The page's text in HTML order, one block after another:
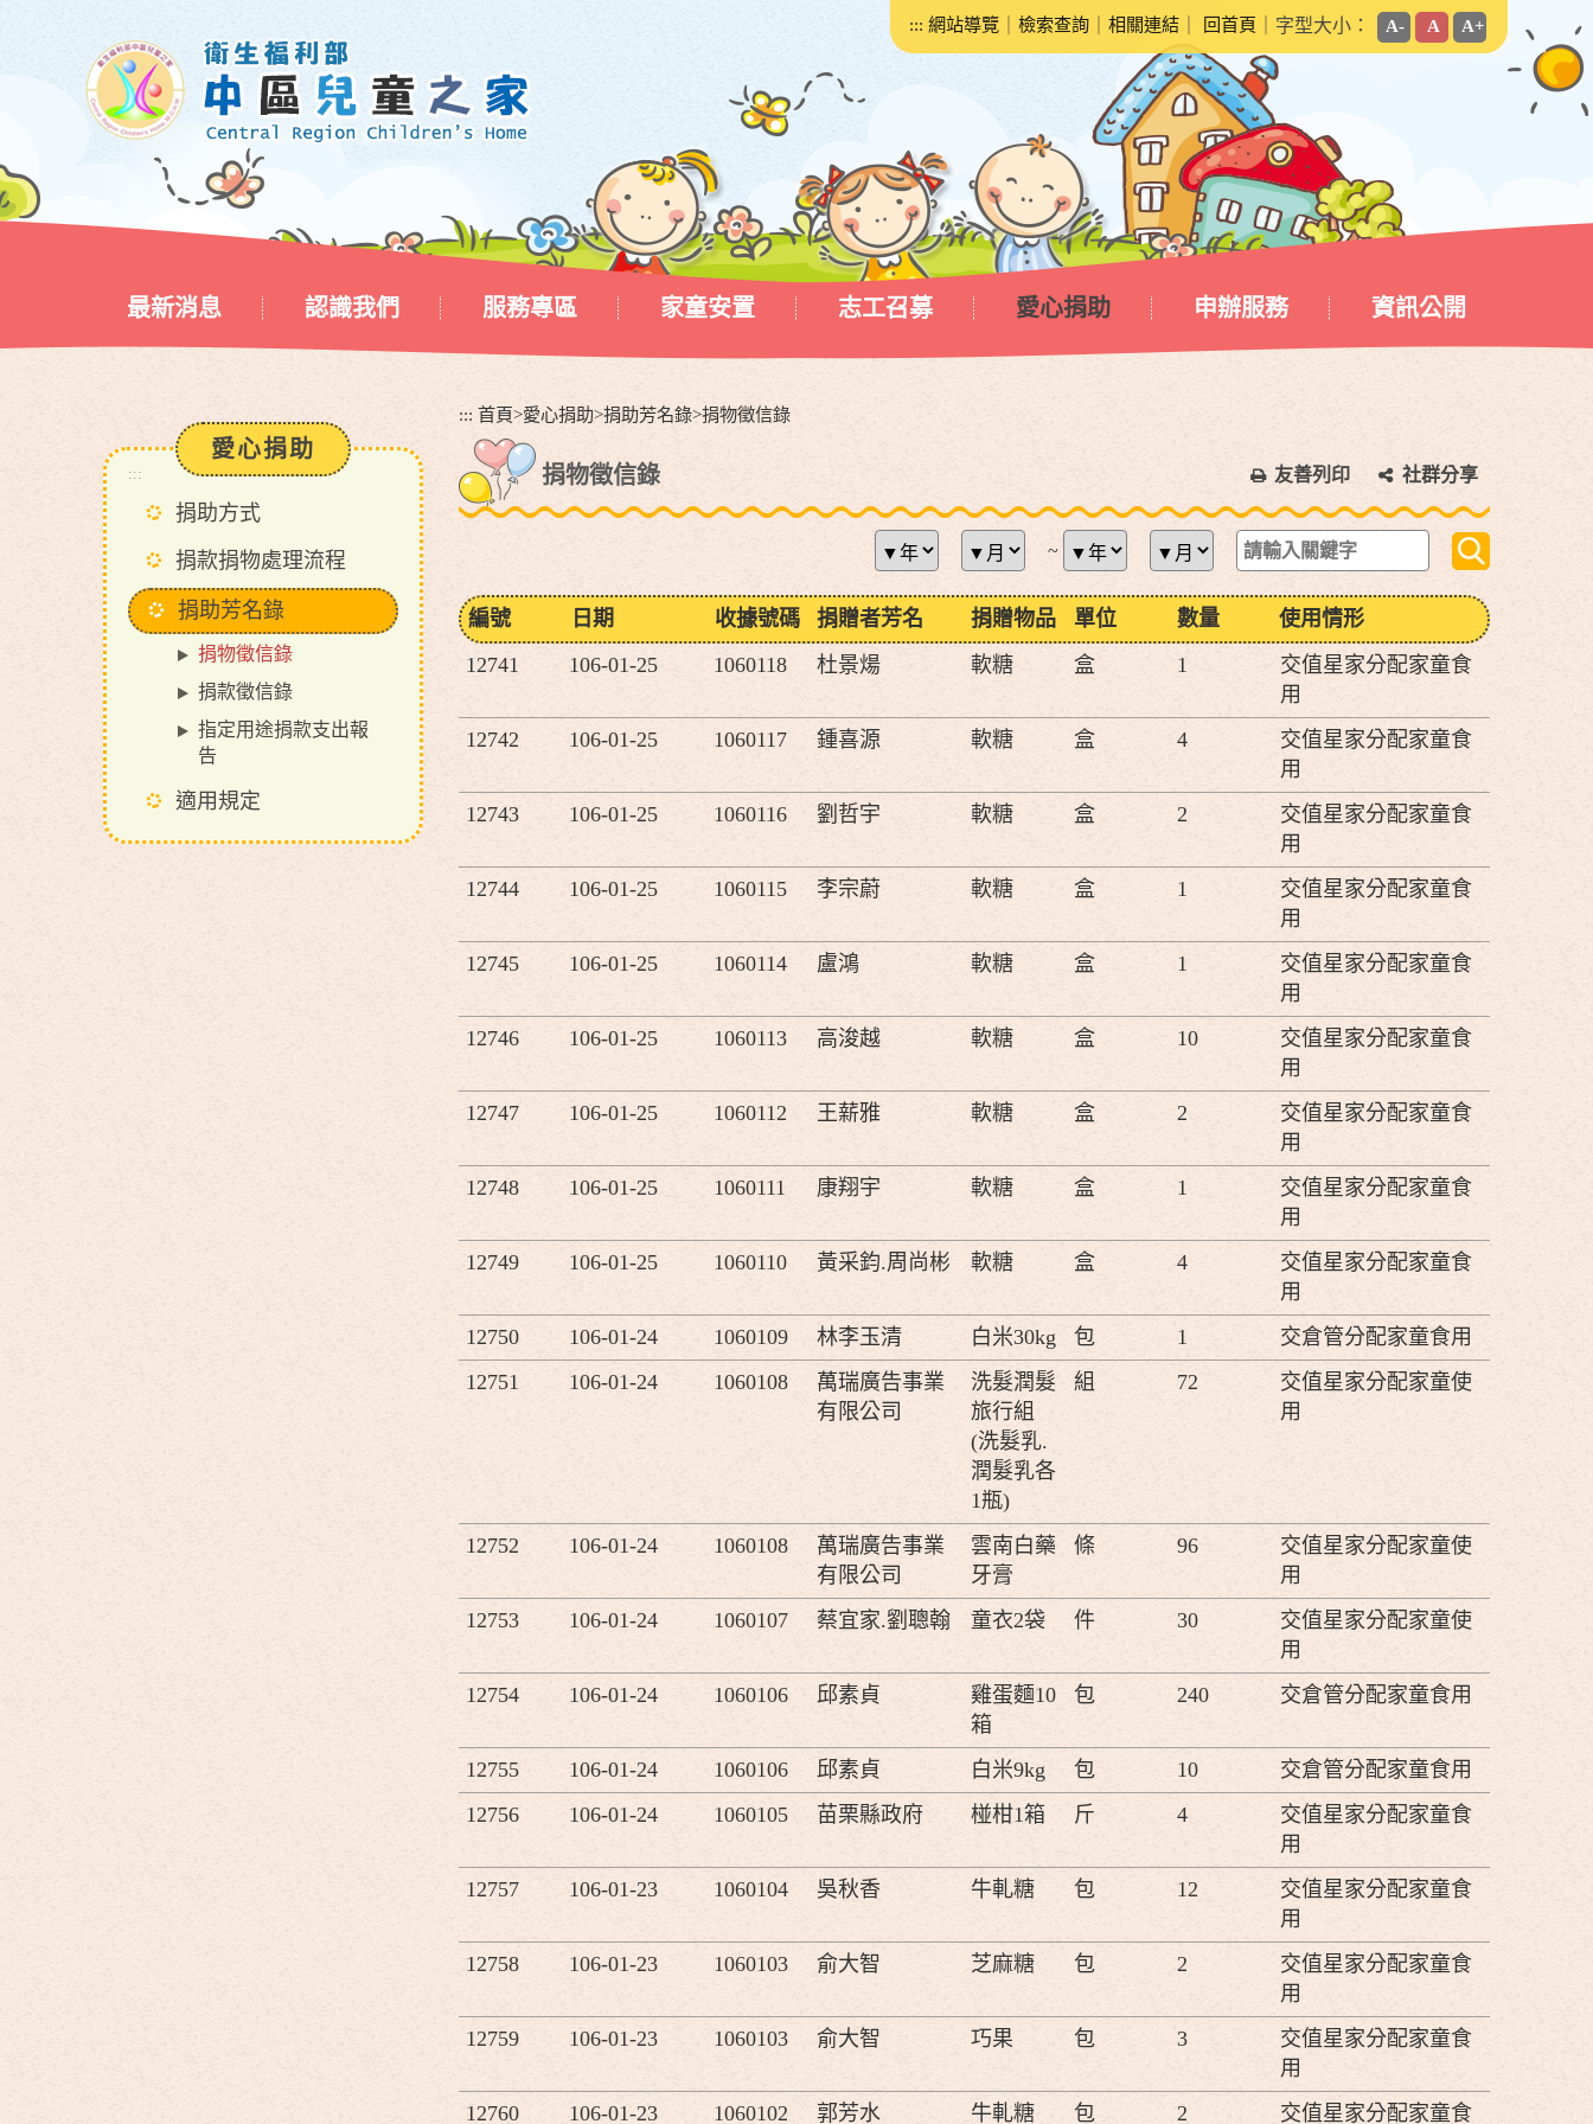
區
塊
::: 網站導覽 檢索查詢 相關連結 回首頁 ｜字型大小： A- A A+
最新消息 認識我們 服務專區 家童安置 志工召募 愛心捐助 申辦服務 資訊公開
:::
愛心捐助
捐助方式
捐款捐物處理流程
捐助芳名錄
捐物徵信錄
捐款徵信錄
指定用途捐款支出報
告
適用規定
::: 首頁>愛心捐助>捐助芳名錄>捐物徵信錄
捐物徵信錄 友善列印 社群分享
~
編號 日期 收據號碼 捐贈者芳名 捐贈物品 單位 數量
使用情形
12741
106-01-25 1060118 杜景煬 軟糖 盒 1
交值星家分配家童食
用
12742
106-01-25 1060117 鍾喜源 軟糖 盒 4
交值星家分配家童食
用
12743
106-01-25 1060116 劉哲宇 軟糖 盒 2
交值星家分配家童食
用
12744
106-01-25 1060115 李宗蔚 軟糖 盒 1
交值星家分配家童食
用
12745
106-01-25 1060114 盧鴻 軟糖 盒 1
交值星家分配家童食
用
12746
106-01-25 1060113 高浚越 軟糖 盒 10
交值星家分配家童食
用
12747
106-01-25 1060112 王薪雅 軟糖 盒 2
交值星家分配家童食
用
12748
106-01-25 1060111 康翔宇 軟糖 盒 1
交值星家分配家童食
用
12749
106-01-25 1060110 黃采鈞.周尚彬 軟糖 盒 4
交值星家分配家童食
用
12750
106-01-24 1060109 林李玉清 白米30kg 包 1
交倉管分配家童食用
12751
106-01-24 1060108
萬瑞廣告事業
有限公司
洗髮潤髮
旅行組
(洗髮乳.
潤髮乳各
1瓶)
組 72
交值星家分配家童使
用
12752 106-01-24 1060108
萬瑞廣告事業
有限公司
雲南白藥
牙膏
條 96
交值星家分配家童使
用
12753
106-01-24 1060107 蔡宜家.劉聰翰 童衣2袋 件 30
交值星家分配家童使
用
12754
106-01-24 1060106 邱素貞
雞蛋麵10
箱
包 240 交倉管分配家童食用
12755 106-01-24 1060106 邱素貞 白米9kg 包 10
交倉管分配家童食用
12756
106-01-24 1060105 苗栗縣政府 椪柑1箱 斤 4
交值星家分配家童食
用
12757
106-01-23 1060104 吳秋香 牛軋糖 包 12
交值星家分配家童食
用
12758
106-01-23 1060103 俞大智 芝麻糖 包 2
交值星家分配家童食
用
12759
106-01-23 1060103 俞大智 巧果 包 3
交值星家分配家童食
用
12760
106-01-23 1060102 郭芳水 牛軋糖 包 2 交值星家分配家童食